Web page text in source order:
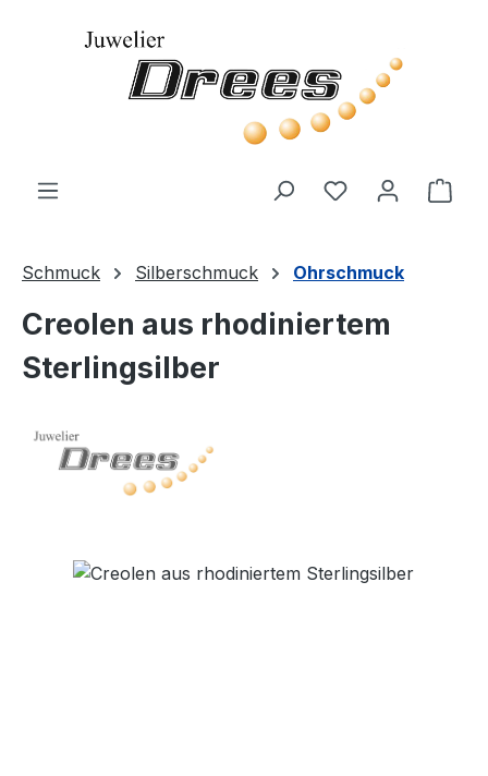
Zum Hauptinhalt springen
Du hast 0
Schmuck Silberschmuck Ohrschmuck
Creolen aus rhodiniertem
Sterlingsilber